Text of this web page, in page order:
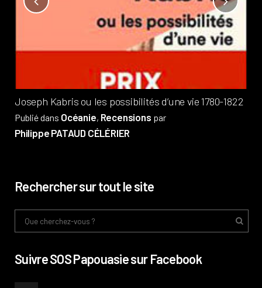
Joseph Kabris ou les possibilités d’une vie 1780-1822
Publié dans Océanie, Recensions par
Philippe PATAUD CÉLÉRIER
Rechercher sur tout le site
Suivre SOS Papouasie sur Facebook